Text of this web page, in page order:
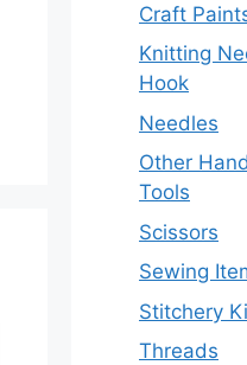
Craft
Knitting
Hook
Needles
Other
Tools
Scissors
Sewing
Stitchery
Threads